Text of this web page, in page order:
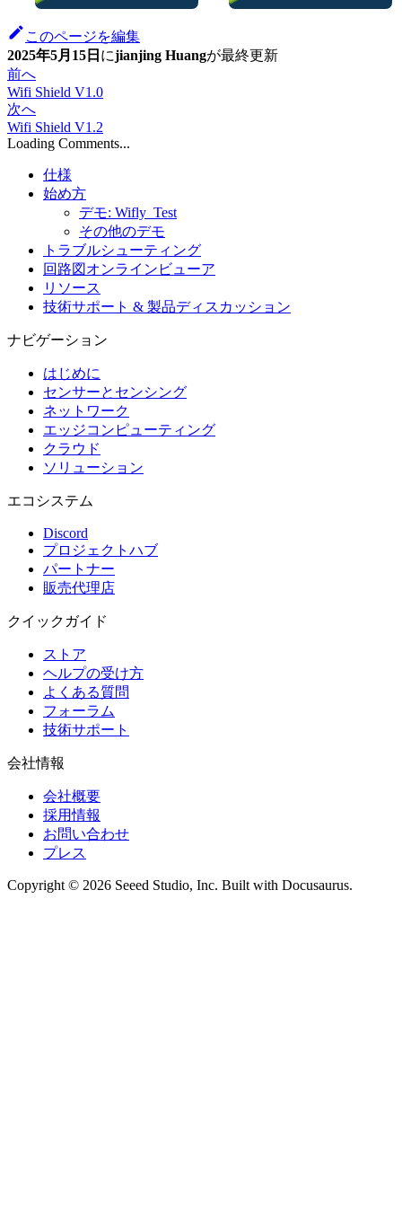
このページを編集
2025年5月15日 にjianjing Huangが最終更新
前へ
Wifi Shield V1.0
次へ
Wifi Shield V1.2
Loading Comments...
仕様
始め方
デモ: Wifly_Test
その他のデモ
トラブルシューティング
回路図オンラインビューア
リソース
技術サポート & 製品ディスカッション
ナビゲーション
はじめに
センサーとセンシング
ネットワーク
エッジコンピューティング
クラウド
ソリューション
エコシステム
Discord
プロジェクトハブ
パートナー
販売代理店
クイックガイド
ストア
ヘルプの受け方
よくある質問
フォーラム
技術サポート
会社情報
会社概要
採用情報
お問い合わせ
プレス
Copyright © 2026 Seeed Studio, Inc. Built with Docusaurus.